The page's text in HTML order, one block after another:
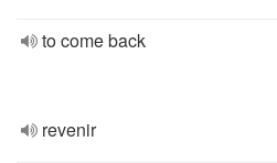
to come back
revenir